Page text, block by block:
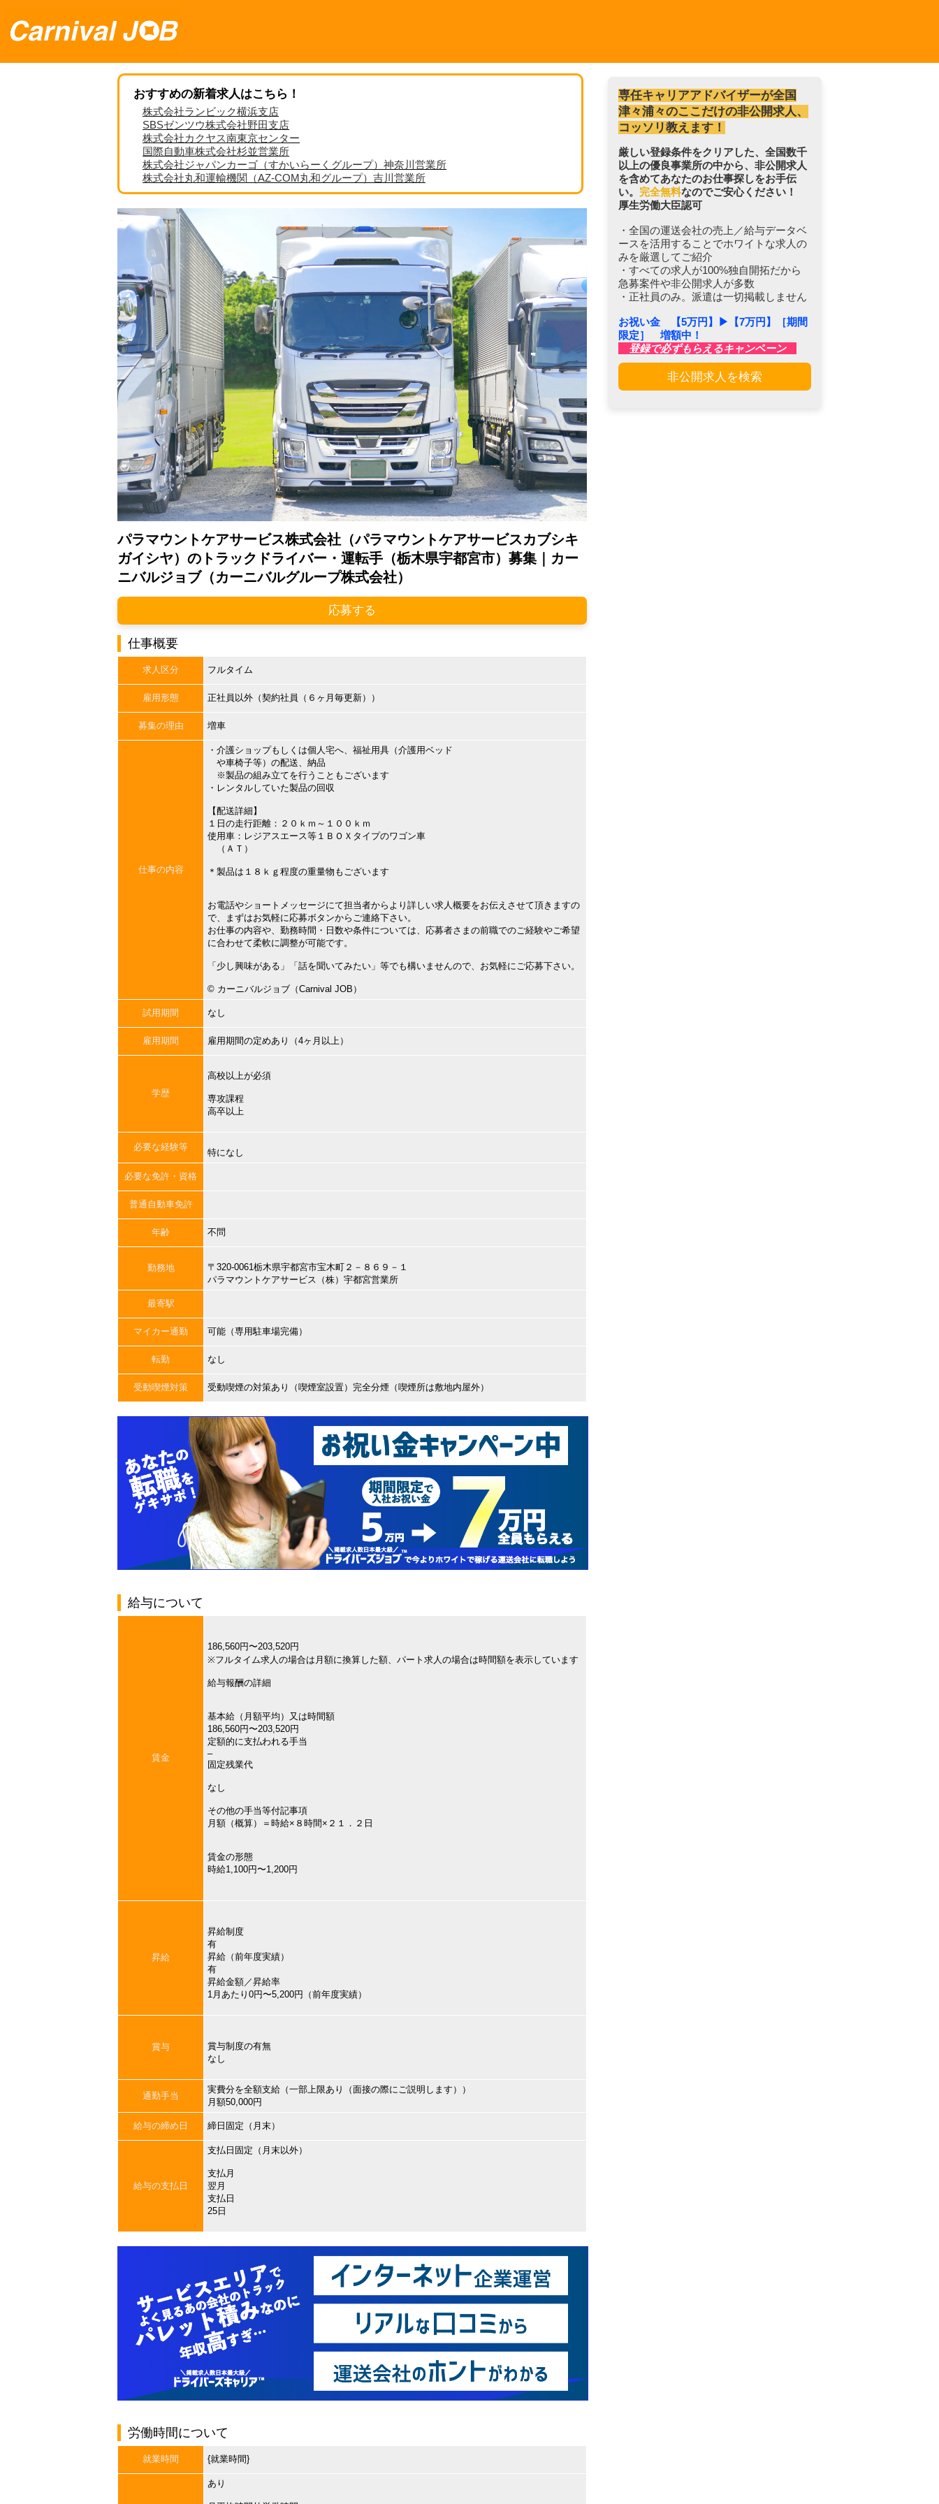
おすすめの新着求人はこちら！
株式会社ランビック横浜支店
SBSゼンツウ株式会社野田支店
株式会社カクヤス南東京センター
国際自動車株式会社杉並営業所
株式会社ジャパンカーゴ（すかいらーくグループ）神奈川営業所
株式会社丸和運輸機関（AZ-COM丸和グループ）吉川営業所
パラマウントケアサービス株式会社（パラマウントケアサービスカブシキ
ガイシヤ）のトラックドライバー・運転手（栃木県宇都宮市）募集｜カー
ニバルジョブ（カーニバルグループ株式会社）
応募する
仕事概要
求人区分 フルタイム
雇用形態 正社員以外（契約社員（６ヶ月毎更新））
募集の理由 増車
仕事の内容
・介護ショップもしくは個人宅へ、福祉用具（介護用ベッド
や車椅子等）の配送、納品
※製品の組み立てを行うこともございます
・レンタルしていた製品の回収
【配送詳細】
１日の走行距離：２０ｋｍ～１００ｋｍ
使用車：レジアスエース等１ＢＯＸタイプのワゴン車
（ＡＴ）
＊製品は１８ｋｇ程度の重量物もございます
お電話やショートメッセージにて担当者からより詳しい求人概要をお伝えさせて頂きますの
で、まずはお気軽に応募ボタンからご連絡下さい。
お仕事の内容や、勤務時間・日数や条件については、応募者さまの前職でのご経験やご希望
に合わせて柔軟に調整が可能です。
「少し興味がある」「話を聞いてみたい」等でも構いませんので、お気軽にご応募下さい。
©︎ カーニバルジョブ（Carnival JOB）
試用期間 なし
雇用期間 雇用期間の定めあり（4ヶ月以上）
学歴
高校以上が必須
専攻課程
高卒以上
必要な経験等
特になし
必要な免許・資格
普通自動車免許
年齢 不問
勤務地
〒320-0061栃木県宇都宮市宝木町２－８６９－１
パラマウントケアサービス（株）宇都宮営業所
最寄駅
マイカー通勤 可能（専用駐車場完備）
転勤 なし
受動喫煙対策 受動喫煙の対策あり（喫煙室設置）完全分煙（喫煙所は敷地内屋外）
給与について
賃金
186,560円〜203,520円
※フルタイム求人の場合は月額に換算した額、パート求人の場合は時間額を表示しています
給与報酬の詳細
基本給（月額平均）又は時間額
186,560円〜203,520円
定額的に支払われる手当
–
固定残業代
なし
その他の手当等付記事項
月額（概算）＝時給×８時間×２１．２日
賃金の形態
時給1,100円〜1,200円
昇給
昇給制度
有
昇給（前年度実績）
有
昇給金額／昇給率
1月あたり0円〜5,200円（前年度実績）
賞与
賞与制度の有無
なし
通勤手当
実費分を全額支給（一部上限あり（面接の際にご説明します））
月額50,000円
給与の締め日 締日固定（月末）
給与の支払日
支払日固定（月末以外）
支払月
翌月
支払日
25日
労働時間について
就業時間 {就業時間}
あり
専任キャリアアドバイザーが全国
津々浦々のここだけの非公開求人、
コッソリ教えます！
厳しい登録条件をクリアした、全国数千
以上の優良事業所の中から、非公開求人
を含めてあなたのお仕事探しをお手伝
い。 完全無料なのでご安心ください！
厚生労働大臣認可
・全国の運送会社の売上／給与データベ
ースを活用することでホワイトな求人の
みを厳選してご紹介
・すべての求人が100%独自開拓だから
急募案件や非公開求人が多数
・正社員のみ。派遣は一切掲載しません
お祝い金 【5万円】▶︎【7万円】［期間
限定］ 増額中！
登録で必ずもらえるキャンペーン
非公開求人を検索